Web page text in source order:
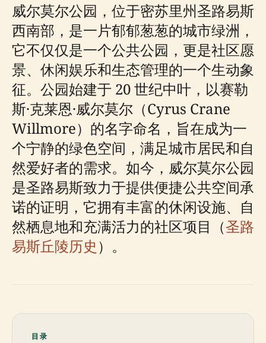
威尔莫尔公园，位于密苏里州圣路易斯
西南部，是一片郁郁葱葱的城市绿洲，
它不仅仅是一个公共公园，更是社区愿
景、休闲娱乐和生态管理的一个生动象
征。公园始建于 20 世纪中叶，以赛勒
斯·克莱恩·威尔莫尔（Cyrus Crane
Willmore）的名字命名，旨在成为一
个宁静的绿色空间，满足城市居民和自
然爱好者的需求。如今，威尔莫尔公园
是圣路易斯致力于提供便捷公共空间承
诺的证明，它拥有丰富的休闲设施、自
然栖息地和充满活力的社区项目（圣路
易斯丘陵历史 ）。
目录